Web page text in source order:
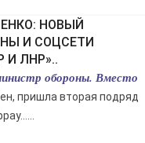
И СОЦСЕТИ
И ЛНР»..
обороны. Вместо
пришла вторая подряд